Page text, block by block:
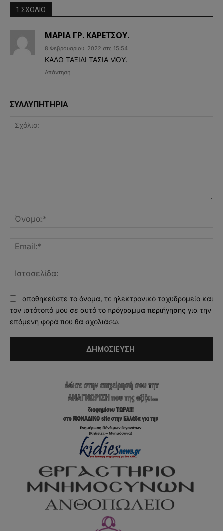
1 ΣΧΟΛΙΟ
ΜΑΡΙΑ ΓΡ. ΚΑΡΕΤΣΟΥ.
8 Φεβρουαρίου, 2022 στο 15:54
ΚΑΛΟ ΤΑΞΙΔΙ ΤΑΣΙΑ ΜΟΥ.
Απάντηση
ΣΥΛΛΥΠΗΤΗΡΙΑ
αποθηκεύστε το όνομα, το ηλεκτρονικό ταχυδρομείο και
τον ιστότοπό μου σε αυτό το πρόγραμμα περιήγησης για την
επόμενη φορά που θα σχολιάσω.